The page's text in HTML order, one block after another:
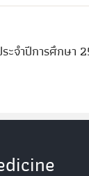
ะจำปีการศึกษา